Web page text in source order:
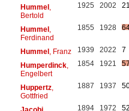
Hummel,
Bertold
1925 2002 21
Hummel,
Ferdinand
1855 1928
Hummel, Franz 1939 2022
7
Humperdinck,
Engelbert
1854 1921 57
Huppertz,
Gottfried
1887 1937
1894 1972 52